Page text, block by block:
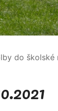
do školské